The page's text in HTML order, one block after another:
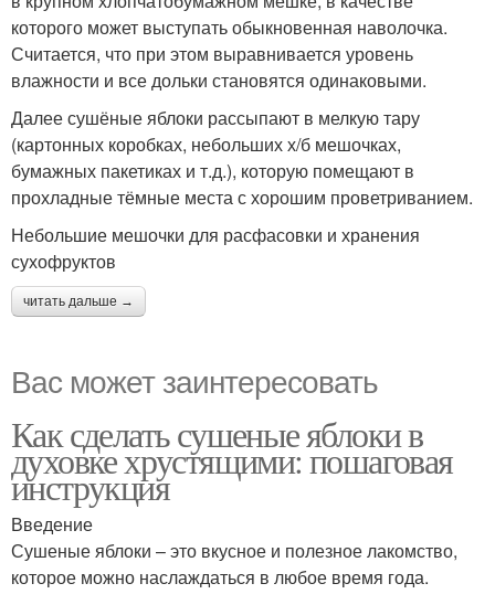
которого может выступать обыкновенная наволочка.
Считается, что при этом выравнивается уровень
влажности и все дольки становятся одинаковыми.
Далее сушёные яблоки рассыпают в мелкую тару
(картонных коробках, небольших х/б мешочках,
бумажных пакетиках и т.д.), которую помещают в
прохладные тёмные места с хорошим проветриванием.
Небольшие мешочки для расфасовки и хранения
сухофруктов
читать дальше →
Вас может заинтересовать
Как сделать сушеные яблоки в
духовке хрустящими: пошаговая
инструкция
Введение
Сушеные яблоки – это вкусное и полезное лакомство,
которое можно наслаждаться в любое время года.